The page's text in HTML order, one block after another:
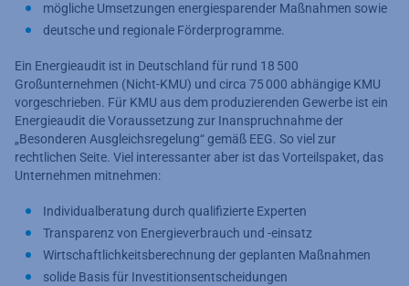
mögliche Umsetzungen energiesparender Maßnahmen sowie
deutsche und regionale Förderprogramme.
Ein Energieaudit ist in Deutschland für rund 18 500
Großunternehmen (Nicht-KMU) und circa 75 000 abhängige KMU
vorgeschrieben. Für KMU aus dem produzierenden Gewerbe ist ein
Energieaudit die Voraussetzung zur Inanspruchnahme der
„Besonderen Ausgleichsregelung“ gemäß EEG. So viel zur
rechtlichen Seite. Viel interessanter aber ist das Vorteilspaket, das
Unternehmen mitnehmen:
Individualberatung durch qualifizierte Experten
Transparenz von Energieverbrauch und -einsatz
Wirtschaftlichkeitsberechnung der geplanten Maßnahmen
solide Basis für Investitionsentscheidungen